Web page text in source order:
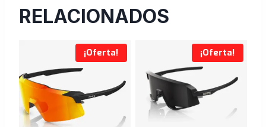
RELACIONADOS
¡Oferta! ¡Oferta!